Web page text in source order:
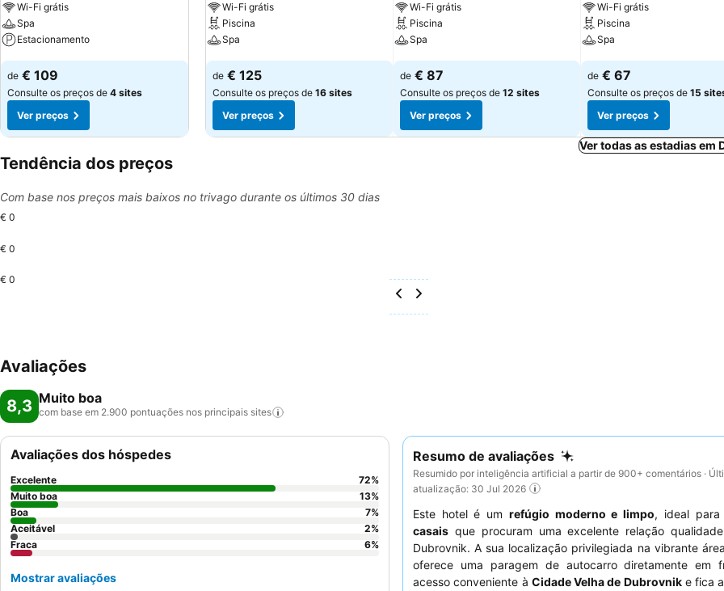
Wi-Fi grátis
Spa
Estacionamento
Ver preços
de € 109
Consulte os preços de 4 sites
Ver preços
Wi-Fi grátis
Piscina
Spa
Ver preços
de € 125
Consulte os preços de 16 sites
Ver preços
Wi-Fi grátis
Piscina
Spa
Ver preços
de € 87
Consulte os preços de 12 sites
Ver preços
Wi-Fi grátis
Piscina
Spa
Ver preços
de € 67
Consulte os preços de 15
Ver preços
Ver todas as estadias em
Tendência dos preços
Com base nos preços mais baixos no trivago durante os últimos 30 dias
€ 0
€ 0
€ 0
Avaliações
8,3 Muito boa
com base em 2.900 pontuações nos principais sites
Resumo de avaliações
Resumido por inteligência artificial a partir de 900+ comentários ·
atualização: 30 Jul 2026
Este hotel é um refúgio moderno e limpo, ideal
casais que procuram uma excelente relação
Dubrovnik. A sua localização privilegiada na vibrante
oferece uma paragem de autocarro diretamente em
acesso conveniente à Cidade Velha de Dubrovnike fica
Avaliações dos hóspedes
Excelente 72%
Muito boa
13%
Boa
7%
Aceitável
2%
Fraca
6%
Mostrar avaliações